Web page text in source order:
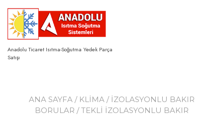
content
Anadolu Ticaret Isıtma-Soğutma Yedek Parça
Satışı
ANA SAYFA/ KLİMA/ İZOLASYONLU BAKIR
BORULAR /TEKLİ İZOLASYONLU BAKIR